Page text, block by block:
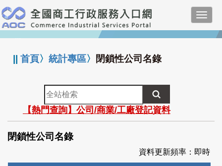
跳
到
主
要
:::
||首頁〉統計專區〉 閉鎖性公司名錄
全
站
檢
索
【熱門查詢】公司/商業/工廠登記資料
閉鎖性公司名錄
資料更新頻率：即時